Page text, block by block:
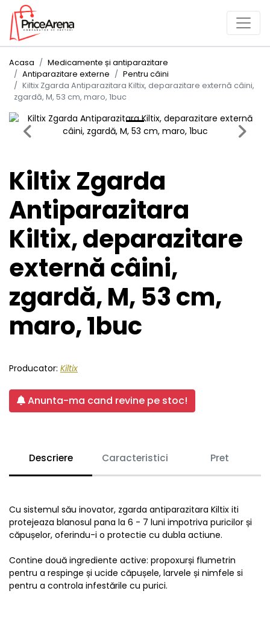
Acasa
Medicamente și antiparazitare
Antiparazitare externe
Pentru câini
Kiltix Zgarda Antiparazitara Kiltix, deparazitare externă câini,
zgardă, M, 53 cm, maro, 1buc
Previous Next
Kiltix Zgarda
Antiparazitara
Kiltix, deparazitare
externă câini,
zgardă, M, 53 cm,
maro, 1buc
Producator: Kiltix
Anunta-ma cand revine pe stoc!
Descriere Caracteristici Pret
Cu sistemul său inovator, zgarda antiparazitara Kiltix iti
protejeaza blanosul pana la 6 - 7 luni impotriva puricilor și
căpușelor, oferindu-i o protectie cu dubla actiune.
Contine două ingrediente active: propoxurși flumetrin
pentru a respinge și ucide căpușele, larvele și nimfele si
pentru a controla infestările cu purici.